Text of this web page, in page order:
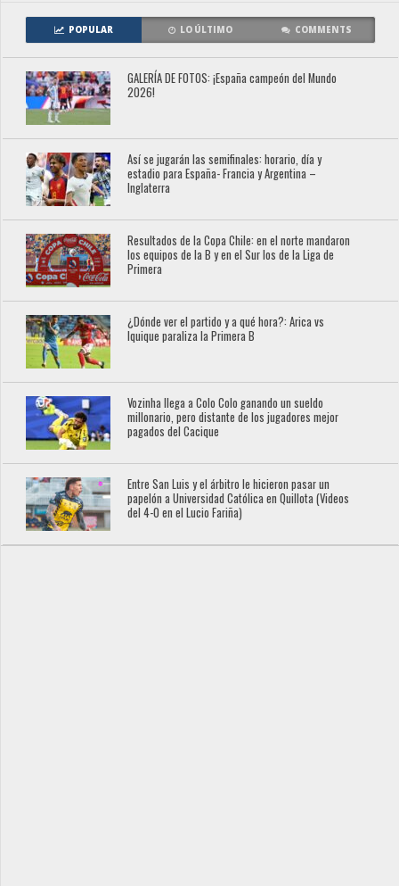
POPULAR LO ÚLTIMO COMMENTS
GALERÍA DE FOTOS: ¡España campeón del Mundo
2026!
Así se jugarán las semifinales: horario, día y
estadio para España- Francia y Argentina –
Inglaterra
Resultados de la Copa Chile: en el norte mandaron
los equipos de la B y en el Sur los de la Liga de
Primera
¿Dónde ver el partido y a qué hora?: Arica vs
Iquique paraliza la Primera B
Vozinha llega a Colo Colo ganando un sueldo
millonario, pero distante de los jugadores mejor
pagados del Cacique
Entre San Luis y el árbitro le hicieron pasar un
papelón a Universidad Católica en Quillota (Videos
del 4-0 en el Lucio Fariña)